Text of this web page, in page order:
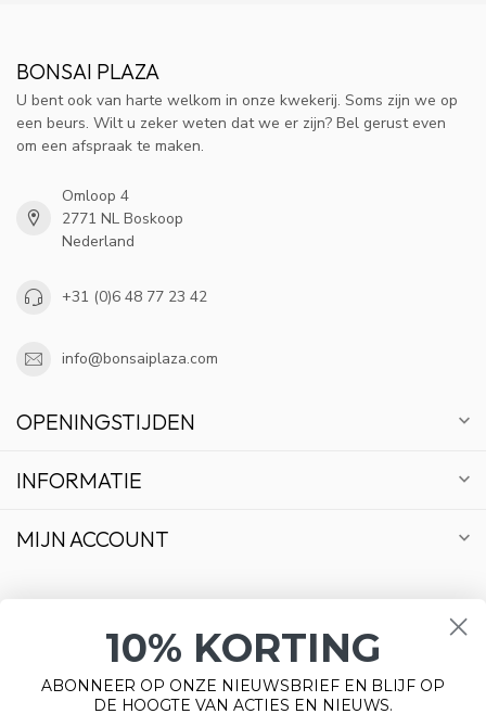
BONSAI PLAZA
U bent ook van harte welkom in onze kwekerij. Soms zijn we op
een beurs. Wilt u zeker weten dat we er zijn? Bel gerust even
om een afspraak te maken.
Omloop 4
2771 NL Boskoop
Nederland
+31 (0)6 48 77 23 42
info@bonsaiplaza.com
OPENINGSTIJDEN
INFORMATIE
MIJN ACCOUNT
10% KORTING
ABONNEER OP ONZE NIEUWSBRIEF EN BLIJF OP
DE HOOGTE VAN ACTIES EN NIEUWS.